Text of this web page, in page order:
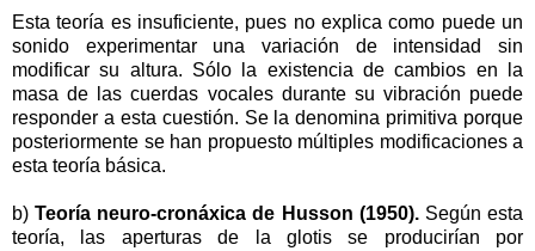
Esta teoría es insuficiente, pues no explica como puede un
sonido experimentar una variación de intensidad sin
modificar su altura. Sólo la existencia de cambios en la
masa de las cuerdas vocales durante su vibración puede
responder a esta cuestión. Se la denomina primitiva porque
posteriormente se han propuesto múltiples modificaciones a
esta teoría básica.
b)Teoría neuro-cronáxica de Husson (1950).Según esta
teoría, las aperturas de la glotis se producirían por